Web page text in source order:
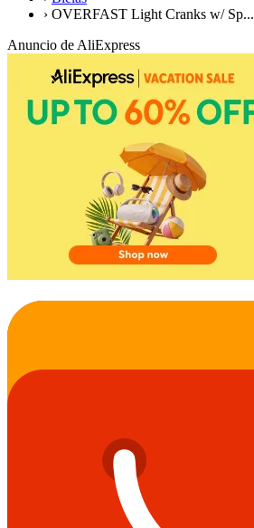
› OVERFAST Light Cranks w/ Sp...
Anuncio de AliExpress